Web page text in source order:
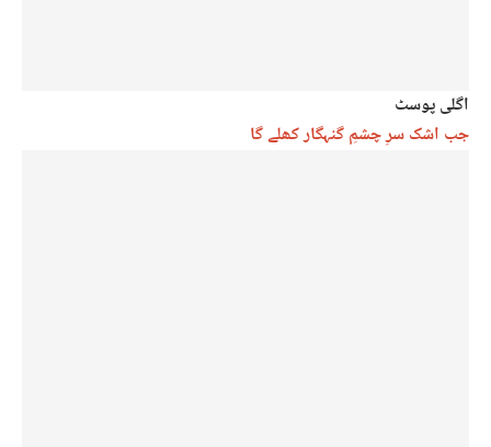
اگلی پوسٹ
جب اشک سرِ چشمِ گنہگار کھلے گا